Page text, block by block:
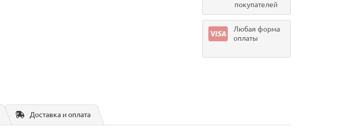
покупателей
Любая форма
оплаты
Доставка и оплата